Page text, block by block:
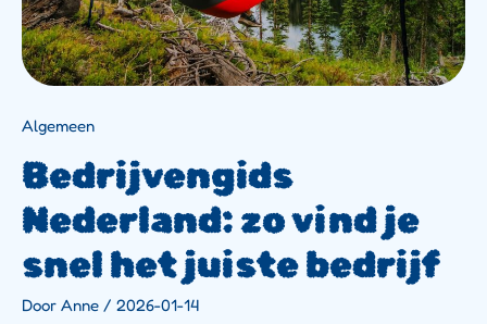
Algemeen
Bedrijvengids
Nederland: zo vind je
snel het juiste bedrijf
Door Anne / 2026-01-14